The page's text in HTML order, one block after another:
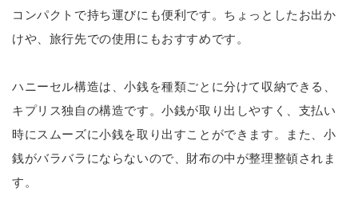
コンパクトで持ち運びにも便利です。ちょっとしたお出か
けや、旅行先での使用にもおすすめです。
ハニーセル構造は、小銭を種類ごとに分けて収納できる、
キプリス独自の構造です。小銭が取り出しやすく、支払い
時にスムーズに小銭を取り出すことができます。また、小
銭がバラバラにならないので、財布の中が整理整頓されま
す。